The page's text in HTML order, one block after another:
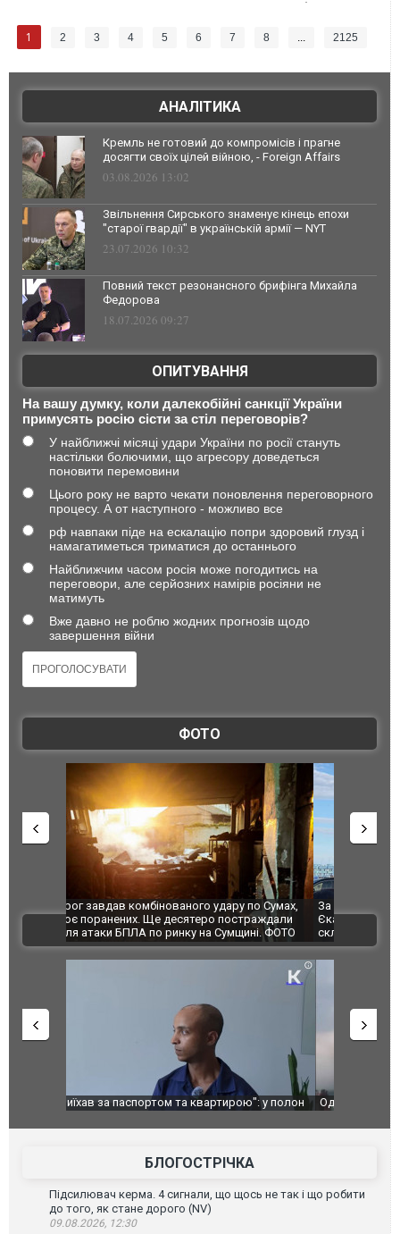
1 2 3 4 5 6 7 8 ... 2125
АНАЛІТИКА
Кремль не готовий до компромісів і прагне
досягти своїх цілей війною, - Foreign Affairs
03.08.2026 13:02
Звільнення Сирського знаменує кінець епохи
"старої гвардії" в українській армії — NYT
23.07.2026 10:32
Повний текст резонансного брифінга Михайла
Федорова
18.07.2026 09:27
ОПИТУВАННЯ
На вашу думку, коли далекобійні санкції України
примусять росію сісти за стіл переговорів?
У найближчі місяці удари України по росії стануть
настільки болючими, що агресору доведеться
поновити перемовини
Цього року не варто чекати поновлення переговорного
процесу. А от наступного - можливо все
рф навпаки піде на ескалацію попри здоровий глузд і
намагатиметься триматися до останнього
Найближчим часом росія може погодитись на
переговори, але серйозних намірів росіяни не
матимуть
Вже давно не роблю жодних прогнозів щодо
завершення війни
ФОТО
За 2000 кілометрів від кордону з Україною: в
Єкатеринбурзі після атаки дронів загорівся
склад Wildberries. ФОТО. ВІДЕО
"Мої
ВІДЕО
Одесу накрила потужна злива з градом та
Вже
БЛОГОСТРІЧКА
Підсилювач керма. 4 сигнали, що щось не так і що робити
до того, як стане дорого (NV)
09.08.2026, 12:30